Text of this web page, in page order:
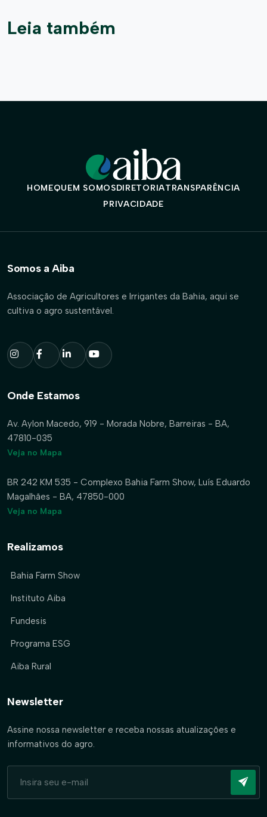
Leia também
HOMEQUEM SOMOSDIRETORIATRANSPARÊNCIA
PRIVACIDADE
Somos a Aiba
Associação de Agricultores e Irrigantes da Bahia, aqui se
cultiva o agro sustentável.
Onde Estamos
Av. Aylon Macedo, 919 - Morada Nobre, Barreiras - BA,
47810-035
Veja no Mapa
BR 242 KM 535 - Complexo Bahia Farm Show, Luís Eduardo
Magalhães - BA, 47850-000
Veja no Mapa
Realizamos
Bahia Farm Show
Instituto Aiba
Fundesis
Programa ESG
Aiba Rural
Newsletter
Assine nossa newsletter e receba nossas atualizações e
informativos do agro.